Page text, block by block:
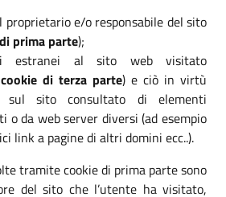
e/o responsabile del sito
prima parte);
estranei al sito web visitato
cookie di terza parte) e ciò in virtù
sul sito consultato di elementi
o da web server diversi (ad esempio
link a pagine di altri domini ecc..).
tramite cookie di prima parte sono
del sito che l’utente ha visitato,